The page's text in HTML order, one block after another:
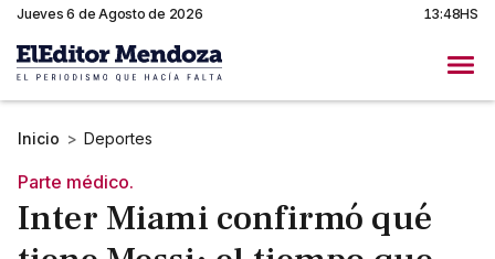
Jueves 6 de Agosto de 2026 13:48HS
Inicio > Deportes
Parte médico.
Inter Miami confirmó qué